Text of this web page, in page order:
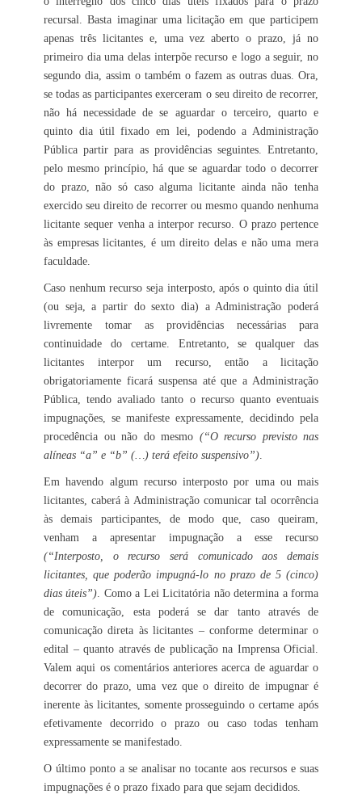
recursal. Basta imaginar uma licitação em que participem
apenas três licitantes e, uma vez aberto o prazo, já no
primeiro dia uma delas interpõe recurso e logo a seguir, no
segundo dia, assim o também o fazem as outras duas. Ora,
se todas as participantes exerceram o seu direito de recorrer,
não há necessidade de se aguardar o terceiro, quarto e
quinto dia útil fixado em lei, podendo a Administração
Pública partir para as providências seguintes. Entretanto,
pelo mesmo princípio, há que se aguardar todo o decorrer
do prazo, não só caso alguma licitante ainda não tenha
exercido seu direito de recorrer ou mesmo quando nenhuma
licitante sequer venha a interpor recurso. O prazo pertence
às empresas licitantes, é um direito delas e não uma mera
faculdade.
Caso nenhum recurso seja interposto, após o quinto dia útil
(ou seja, a partir do sexto dia) a Administração poderá
livremente tomar as providências necessárias para
continuidade do certame. Entretanto, se qualquer das
licitantes interpor um recurso, então a licitação
obrigatoriamente ficará suspensa até que a Administração
Pública, tendo avaliado tanto o recurso quanto eventuais
impugnações, se manifeste expressamente, decidindo pela
procedência ou não do mesmo (“O recurso previsto nas
alíneas “a” e “b” (…) terá efeito suspensivo”).
Em havendo algum recurso interposto por uma ou mais
licitantes, caberá à Administração comunicar tal ocorrência
às demais participantes, de modo que, caso queiram,
venham a apresentar impugnação a esse recurso
(“Interposto, o recurso será comunicado aos demais
licitantes, que poderão impugná-lo no prazo de 5 (cinco)
dias úteis”). Como a Lei Licitatória não determina a forma
de comunicação, esta poderá se dar tanto através de
comunicação direta às licitantes – conforme determinar o
edital – quanto através de publicação na Imprensa Oficial.
Valem aqui os comentários anteriores acerca de aguardar o
decorrer do prazo, uma vez que o direito de impugnar é
inerente às licitantes, somente prosseguindo o certame após
efetivamente decorrido o prazo ou caso todas tenham
expressamente se manifestado.
O último ponto a se analisar no tocante aos recursos e suas
impugnações é o prazo fixado para que sejam decididos.